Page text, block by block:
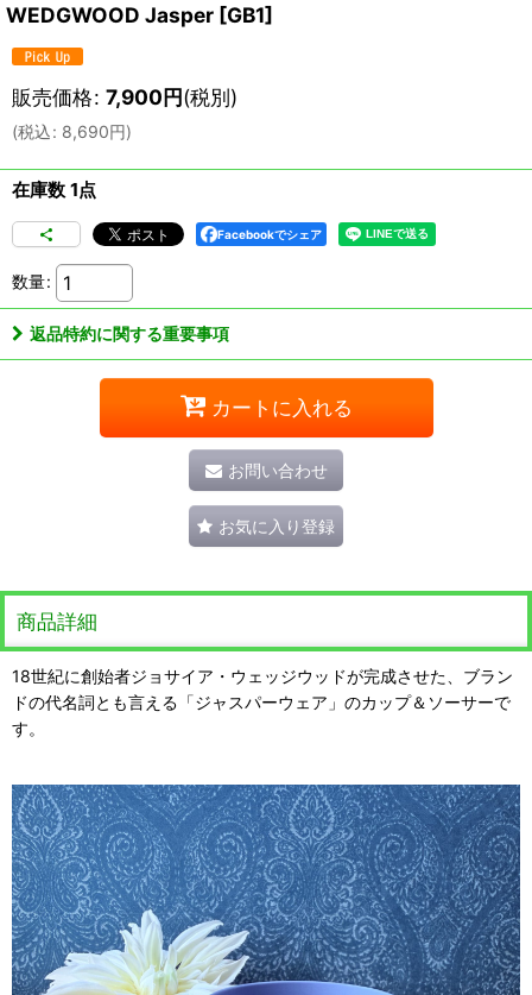
WEDGWOOD Jasper [GB1]
販売価格: 7,900円(税別)
(税込: 8,690円)
在庫数 1点
Facebookでシェア
数量:
返品特約に関する重要事項
カートに入れる
お問い合わせ
お気に入り登録
商品詳細
18世紀に創始者ジョサイア・ウェッジウッドが完成させた、ブラン
ドの代名詞とも言える「ジャスパーウェア」のカップ＆ソーサーで
す。